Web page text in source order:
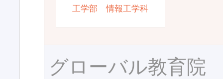
工学部 情報工学科
グローバル教育院